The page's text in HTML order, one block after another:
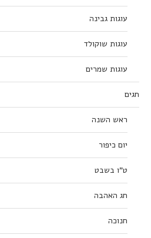
עוגות גבינה
עוגות שוקולד
עוגות שמרים
חגים
ראש השנה
יום כיפור
ט”ו בשבט
חג האהבה
חנוכה